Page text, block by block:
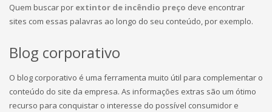
Quem buscar por extintor de incêndio preço deve encontrar
sites com essas palavras ao longo do seu conteúdo, por exemplo.
Blog corporativo
O blog corporativo é uma ferramenta muito útil para complementar o
conteúdo do site da empresa. As informações extras são um ótimo
recurso para conquistar o interesse do possível consumidor e